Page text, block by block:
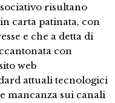
risultano
carta patinata, con
e che a detta di
con
web
attuali tecnologici
mancanza sui canali